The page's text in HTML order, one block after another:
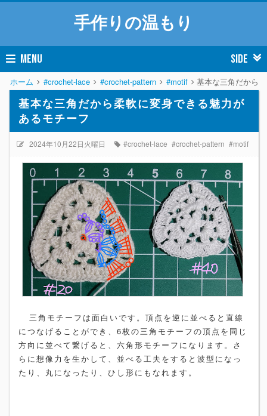
手作りの温もり
MENU SIDE
ホーム #crochet-lace #crochet-pattern #motif 基本な三角だから
基本な三角だから柔軟に変身できる魅力が
あるモチーフ
2024年10月22日火曜日 #crochet-lace #crochet-pattern #motif
三角モチーフは面白いです。頂点を逆に並べると直線
につなげることができ、6枚の三角モチーフの頂点を同じ
方向に並べて繋げると、六角形モチーフになります。さ
らに想像力を生かして、並べる工夫をすると波型になっ
たり、丸になったり、ひし形にもなれます。